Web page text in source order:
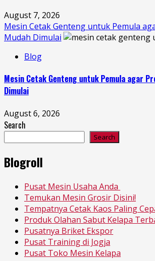
August 7, 2026
Mesin Cetak Genteng untuk Pemula
Mudah Dimulai
Blog
Mesin Cetak Genteng untuk Pemula agar
Dimulai
August 6, 2026
Search
Search
Blogroll
Pusat Mesin Usaha Anda
Temukan Mesin Grosir Disini!
Tempatnya Cetak Kaos Paling
Produk Olahan Sabut Kelapa
Pusatnya Briket Ekspor
Pusat Training di Jogja
Pusat Toko Mesin Kelapa